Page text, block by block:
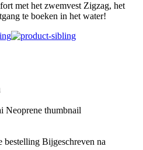
met het zwemvest Zigzag, het
te boeken in het water!
bestelling Bijgeschreven na